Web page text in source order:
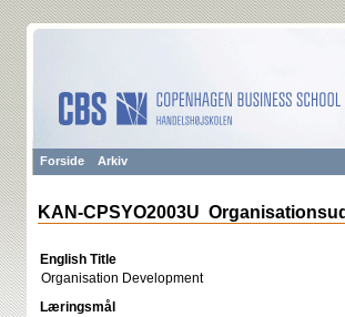
Forside Arkiv
KAN-CPSYO2003U
English Title
Organisation Development
Læringsmål